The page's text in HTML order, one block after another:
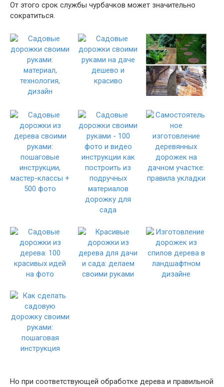
От этого срок службы чурбачков может значительно
сократиться.
Но при соответствующей обработке дерева и правильной